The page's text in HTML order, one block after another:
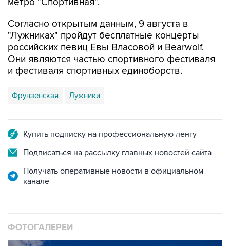
Согласно открытым данным, 9 августа в
"Лужниках" пройдут бесплатные концерты
российских певиц Евы Власовой и Bearwolf.
Они являются частью спортивного фестиваля
и фестиваля спортивных единоборств.
Фрунзенская Лужники
Купить подписку на профессиональную ленту
Подписаться на рассылку главных новостей сайта
Получать оперативные новости в официальном
канале
ФОТОГАЛЕРЕИ